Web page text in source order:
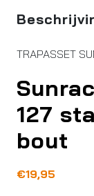
TRAPASSET
127
bout
€19,95